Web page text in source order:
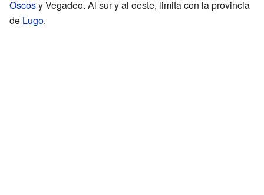
Oscosy Vegadeo. Al sur y al oeste, limita con la provincia
de Lugo.